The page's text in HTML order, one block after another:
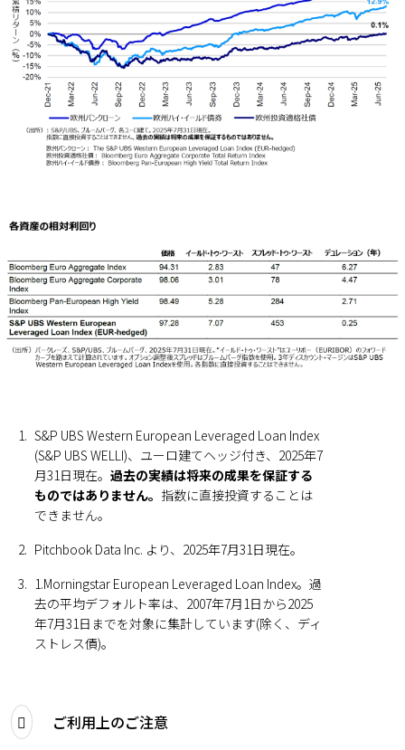
1. S&P UBS Western European Leveraged Loan Index
(S&P UBS WELLI)、ユーロ建てヘッジ付き、2025年7
月31日現在。 過去の実績は将来の成果を保証する
ものではありません。 指数に直接投資することは
できません。
2. Pitchbook Data Inc. より、2025年7月31日現在。
3. 1.Morningstar European Leveraged Loan Index。過
去の平均デフォルト率は、2007年7月1日から2025
年7月31日までを対象に集計しています(除く、ディ
ストレス債)。
ご利用上のご注意